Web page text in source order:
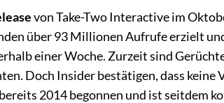
von Take-Two Interactive im
über 93 Millionen Aufrufe erzielt
einer Woche. Zurzeit sind
Doch Insider bestätigen, dass
2014 begonnen und ist seitdem